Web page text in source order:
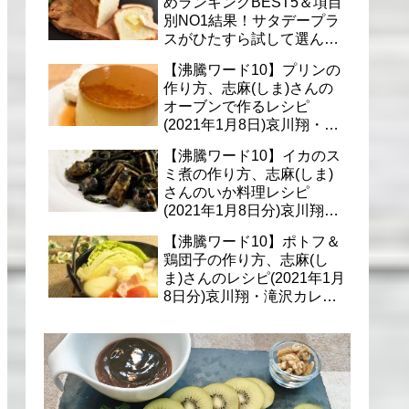
別NO1結果！サタデープラ
スがひたすら試して選んだ
【沸騰ワード10】プリンの
作り方、志麻(しま)さんの
オーブンで作るレシピ
(2021年1月8日)哀川翔・滝
理
【沸騰ワード10】イカのス
ミ煮の作り方、志麻(しま)
さんのいか料理レシピ
(2021年1月8日分)哀川翔・
【沸騰ワード10】ポトフ＆
鶏団子の作り方、志麻(し
ま)さんのレシピ(2021年1月
8日分)哀川翔・滝沢カレ